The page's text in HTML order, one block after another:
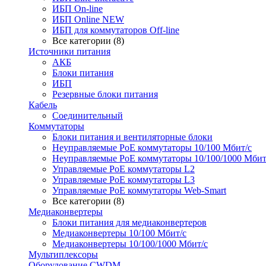
ИБП On-line
ИБП Online NEW
ИБП для коммутаторов Off-line
Все категории (8)
Источники питания
АКБ
Блоки питания
ИБП
Резервные блоки питания
Кабель
Соединительный
Коммутаторы
Блоки питания и вентиляторные блоки
Неуправляемые PoE коммутаторы 10/100 Мбит/с
Неуправляемые PoE коммутаторы 10/100/1000
Управляемые PoE коммутаторы L2
Управляемые PoE коммутаторы L3
Управляемые PoE коммутаторы Web-Smart
Все категории (8)
Медиаконвертеры
Блоки питания для медиаконвертеров
Медиаконвертеры 10/100 Мбит/с
Медиаконвертеры 10/100/1000 Мбит/c
Мультиплексоры